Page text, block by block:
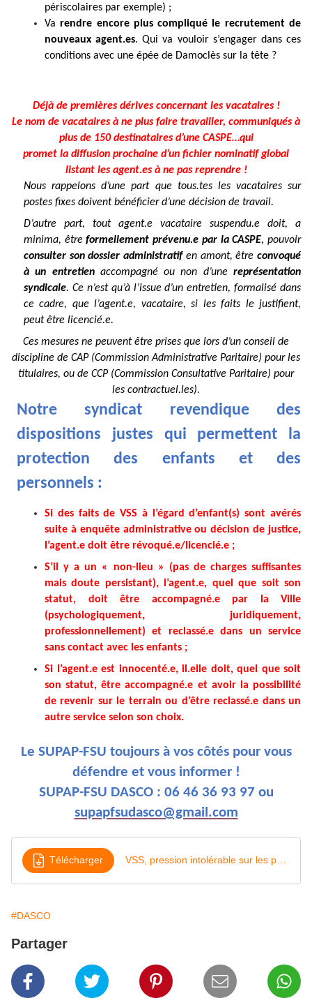
périscolaires par exemple) ;
Varendre encore plus compliqué le recrutement de
nouveaux agent.es. Qui va vouloir s’engager dans ces
conditions avec une épée de Damoclès sur la tête ?
Déjà de premières dérives concernant les vacataires !
Le nom de vacataires à ne plus faire travailler, communiqués à
plus de 150 destinataires d’une CASPE…qui
promet la diffusion prochaine d’un fichier nominatif global
listant les agent.es à ne pas reprendre !
Nous rappelons d’une part que tous.tes les vacataires sur
postes fixes doivent bénéficier d’une décision de travail.
D’autre part, tout agent.e vacataire suspendu.e doit, a
minima, êtreformellement prévenu.e par la CASPE, pouvoir
consulter son dossier administratif en amont, êtreconvoqué
à un entretien accompagné ou non d’unereprésentation
syndicale. Ce n’est qu’à l’issue d’un entretien, formalisé dans
ce cadre, que l’agent.e, vacataire, si les faits le justifient,
peut être licencié.e.
Ces mesures ne peuvent être prises que lors d’un conseil de
discipline de CAP (Commission Administrative Paritaire) pour les
titulaires, ou de CCP (Commission Consultative Paritaire) pour
les contractuel.les).
Notre syndicat revendique des
dispositions justes qui permettent la
protection des enfants et des
personnels :
Si des faits de VSS à l’égard d’enfant(s) sont avérés
suite à enquête administrative ou décision de justice,
l’agent.e doit être révoqué.e/licencié.e ;
S’il y a un « non-lieu » (pas de charges suffisantes
mais doute persistant), l’agent.e, quel que soit son
statut, doit être accompagné.e par la Ville
(psychologiquement, juridiquement,
professionnellement) et reclassé.e dans un service
sans contact avec les enfants ;
Si l’agent.e est innocenté.e, il.elle doit, quel que soit
son statut, être accompagné.e et avoir la possibilité
de revenir sur le terrain ou d’être reclassé.e dans un
autre service selon son choix.
Le SUPAP-FSU toujours à vos côtés pour vous
défendre et vous informer !
SUPAP-FSU DASCO : 06 46 36 93 97 ou
supapfsudasco@gmail.com
Télécharger
#DASCO
Partager